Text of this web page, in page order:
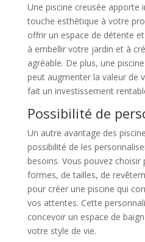
Une piscine creusée apporte
touche esthétique à votre
offrir un espace de détente
à embellir votre jardin et à
agréable. De plus, une
peut augmenter la valeur de
fait un investissement
Possibilité de
Un autre avantage des
possibilité de les
besoins. Vous pouvez choisir
formes, de tailles, de
pour créer une piscine qui
vos attentes. Cette
concevoir un espace de
votre style de vie.